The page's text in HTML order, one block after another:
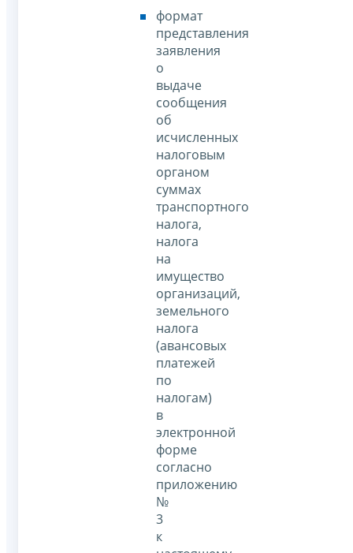
формат
представления
заявления
о
выдаче
сообщения
об
исчисленных
налоговым
органом
суммах
транспортного
налога,
налога
на
имущество
организаций,
земельного
налога
(авансовых
платежей
по
налогам)
в
электронной
форме
согласно
приложению
№
3
к